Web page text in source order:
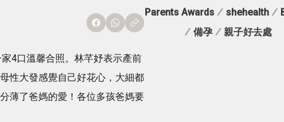
4口溫馨合照。林芊妤表示產前
性大發感覺自己好花心，大細都
薄了爸媽的愛！各位多孩爸媽要
Parents Awards / shehealth /
/ 備孕 / 親子好去處